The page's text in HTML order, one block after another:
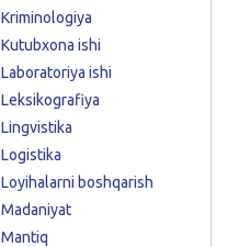
Kriminologiya
Kutubxona ishi
Laboratoriya ishi
Leksikografiya
Lingvistika
Logistika
Loyihalarni boshqarish
Madaniyat
Mantiq